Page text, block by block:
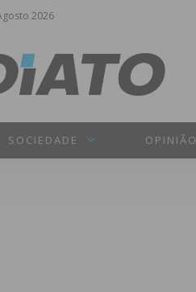
2026
SOCIEDADE OPINIÃO